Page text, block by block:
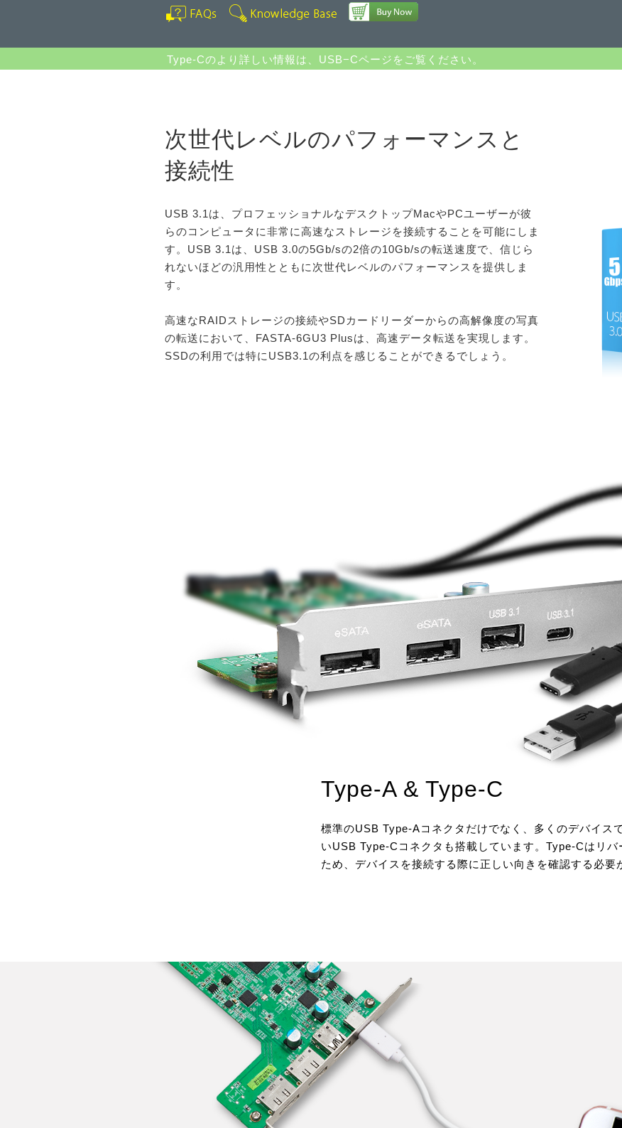
Type-Cのより詳しい情報は、USB−Cページをご覧ください。
次世代レベルのパフォーマンスと
接続性
USB 3.1は、プロフェッショナルなデスクトップMacやPCユーザーが彼
らのコンピュータに非常に高速なストレージを接続することを可能にしま
す。USB 3.1は、USB 3.0の5Gb/sの2倍の10Gb/sの転送速度で、信じら
れないほどの汎用性とともに次世代レベルのパフォーマンスを提供しま
す。
高速なRAIDストレージの接続やSDカードリーダーからの高解像度の写真
の転送において、FASTA-6GU3 Plusは、高速データ転送を実現します。
SSDの利用では特にUSB3.1の利点を感じることができるでしょう。
Type-A & Type-C
標準のUSB Type-Aコネクタだけでなく、多くのデバイス
いUSB Type-Cコネクタも搭載しています。Type-Cはリバ
ため、デバイスを接続する際に正しい向きを確認する必要